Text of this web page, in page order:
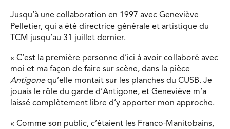
Jusqu’à une collaboration en 1997 avec Geneviève
Pelletier, qui a été directrice générale et artistique du
TCM jusqu’au 31 juillet dernier.
« C’est la première personne d’ici à avoir collaboré avec
moi et ma façon de faire sur scène, dans la pièce
Antigonequ’elle montait sur les planches du CUSB. Je
jouais le rôle du garde d’Antigone, et Geneviève m’a
laissé complètement libre d’y apporter mon approche.
« Comme son public, c’étaient les Franco-Manitobains,